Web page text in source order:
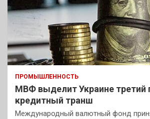
ПРОМЫШЛЕННОСТЬ
МВФ выделит Украине третий
кредитный транш
Международный валютный фонд